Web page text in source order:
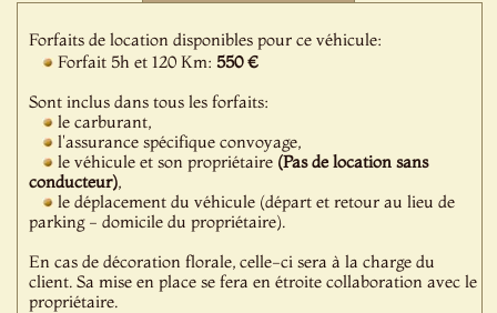
Forfaits de location disponibles pour ce véhicule:
Forfait 5h et 120 Km:550 €
Sont inclus dans tous les forfaits:
le carburant,
l'assurance spécifique convoyage,
le véhicule et son propriétaire (Pas de location sans
conducteur),
le déplacement du véhicule (départ et retour au lieu de
parking - domicile du propriétaire).
En cas de décoration florale, celle-ci sera à la charge du
client. Sa mise en place se fera en étroite collaboration avec le
propriétaire.